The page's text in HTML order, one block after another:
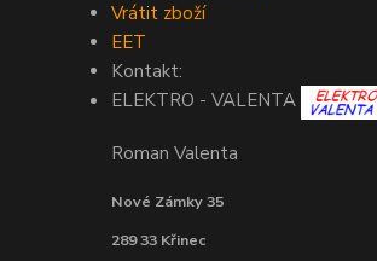
Vrátit zboží
EET
Kontakt:
ELEKTRO - VALENTA
Roman Valenta
Nové Zámky 35
289 33 Křinec